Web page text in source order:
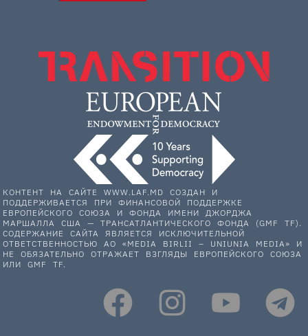
КОНТЕНТ НА САЙТЕ WWW.LAF.MD СОЗДАН И
ПОДДЕРЖИВАЕТСЯ ПРИ ФИНАНСОВОЙ ПОДДЕРЖКЕ
ЕВРОПЕЙСКОГО СОЮЗА И ФОНДА ИМЕНИ ДЖОРДЖА
МАРШАЛЛА США — ТРАНСАТЛАНТИЧЕСКОГО ФОНДА (GMF TF).
СОДЕРЖАНИЕ САЙТА ЯВЛЯЕТСЯ ИСКЛЮЧИТЕЛЬНОЙ
ОТВЕТСТВЕННОСТЬЮ АО «MEDIA BIRLII – UNIUNIA MEDIA» И
НЕ ОБЯЗАТЕЛЬНО ОТРАЖАЕТ ВЗГЛЯДЫ ЕВРОПЕЙСКОГО СОЮЗА
ИЛИ GMF TF.